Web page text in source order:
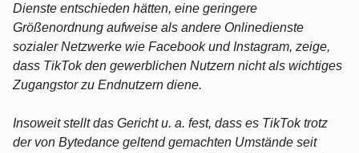
Dienste entschieden hätten, eine geringere
Größenordnung aufweise als andere Onlinedienste
sozialer Netzwerke wie Facebook und Instagram, zeige,
dass TikTok den gewerblichen Nutzern nicht als wichtiges
Zugangstor zu Endnutzern diene.
Insoweit stellt das Gericht u. a. fest, dass es TikTok trotz
der von Bytedance geltend gemachten Umstände seit